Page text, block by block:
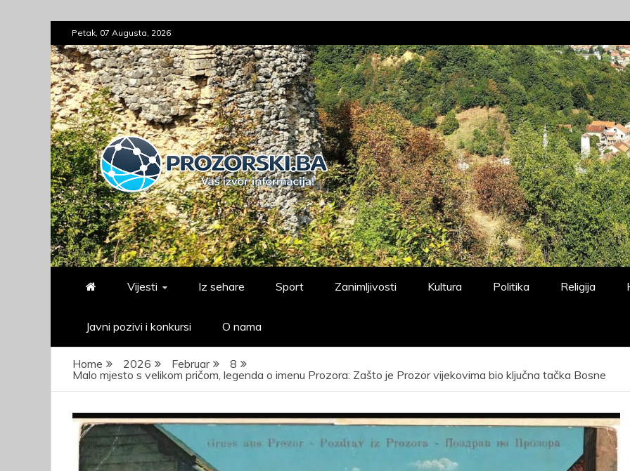
to
content
Petak, 07 Augusta, 2026
prozorski.ba
Vaš izvor informacija
Vijesti Iz sehare Sport Zanimljivosti Kultura Politika Religija
Javni pozivi i konkursi O nama
Home 2026 Februar
8
Malo mjesto s velikom pričom, legenda o imenu Prozora: Zašto je Prozor vijekovima bio ključna tačka Bosne